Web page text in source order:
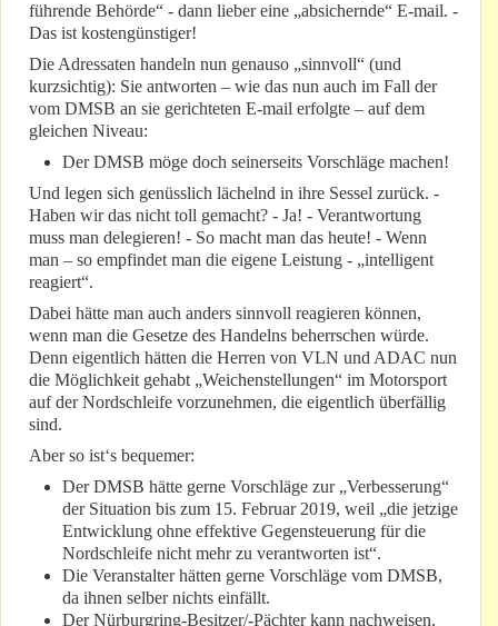
führende Behörde“ - dann lieber eine „absichernde“ E-mail. -
Das ist kostengünstiger!
Die Adressaten handeln nun genauso „sinnvoll“ (und
kurzsichtig): Sie antworten – wie das nun auch im Fall der
vom DMSB an sie gerichteten E-mail erfolgte – auf dem
gleichen Niveau:
Der DMSB möge doch seinerseits Vorschläge machen!
Und legen sich genüsslich lächelnd in ihre Sessel zurück. -
Haben wir das nicht toll gemacht? - Ja! - Verantwortung
muss man delegieren! - So macht man das heute! - Wenn
man – so empfindet man die eigene Leistung - „intelligent
reagiert“.
Dabei hätte man auch anders sinnvoll reagieren können,
wenn man die Gesetze des Handelns beherrschen würde.
Denn eigentlich hätten die Herren von VLN und ADAC nun
die Möglichkeit gehabt „Weichenstellungen“ im Motorsport
auf der Nordschleife vorzunehmen, die eigentlich überfällig
sind.
Aber so ist‘s bequemer:
Der DMSB hätte gerne Vorschläge zur „Verbesserung“
der Situation bis zum 15. Februar 2019, weil „die jetzige
Entwicklung ohne effektive Gegensteuerung für die
Nordschleife nicht mehr zu verantworten ist“.
Die Veranstalter hätten gerne Vorschläge vom DMSB,
da ihnen selber nichts einfällt.
Der Nürburgring-Besitzer/-Pächter kann nachweisen,